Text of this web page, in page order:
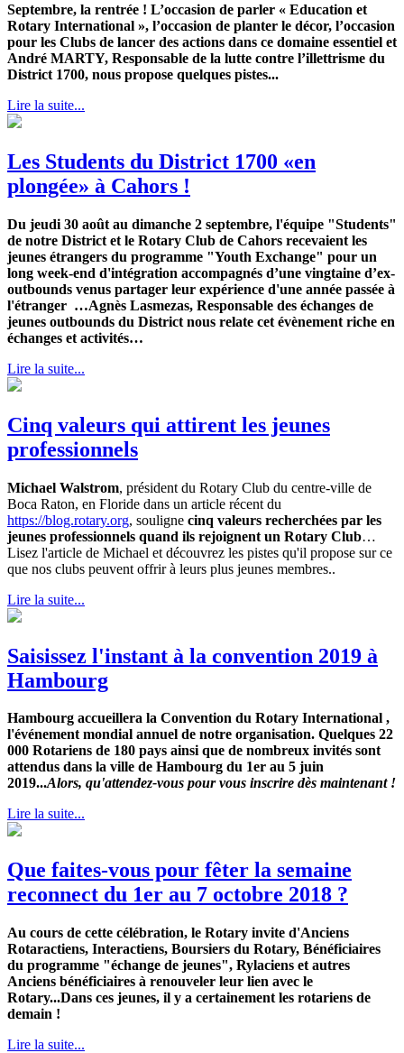
Septembre, la rentrée ! L’occasion de parler « Education et
Rotary International », l’occasion de planter le décor, l’occasion
pour les Clubs de lancer des actions dans ce domaine essentiel et
André MARTY, Responsable de la lutte contre l’illettrisme du
District 1700, nous propose quelques pistes...
Lire la suite...
Les Students du District 1700 «en
plongée» à Cahors !
Du jeudi 30 août au dimanche 2 septembre, l'équipe "Students"
de notre District et le Rotary Club de Cahors recevaient les
jeunes étrangers du programme "Youth Exchange" pour un
long week-end d'intégration accompagnés d’une vingtaine d’ex-
outbounds venus partager leur expérience d'une année passée à
l'étranger …Agnès Lasmezas, Responsable des échanges de
jeunes outbounds du District nous relate cet évènement riche en
échanges et activités…
Lire la suite...
Cinq valeurs qui attirent les jeunes
professionnels
Michael Walstrom, président du Rotary Club du centre-ville de
Boca Raton, en Floride dans un article récent du
https://blog.rotary.org, souligne cinq valeurs recherchées par les
jeunes professionnels quand ils rejoignent un Rotary Club…
Lisez l'article de Michael et découvrez les pistes qu'il propose sur ce
que nos clubs peuvent offrir à leurs plus jeunes membres..
Lire la suite...
Saisissez l'instant à la convention 2019 à
Hambourg
Hambourg accueillera la Convention du Rotary International ,
l'événement mondial annuel de notre organisation. Quelques 22
000 Rotariens de 180 pays ainsi que de nombreux invités sont
attendus dans la ville de Hambourg du 1er au 5 juin
2019...Alors, qu'attendez-vous pour vous inscrire dès maintenant !
Lire la suite...
Que faites-vous pour fêter la semaine
reconnect du 1er au 7 octobre 2018 ?
Au cours de cette célébration, le Rotary invite d'Anciens
Rotaractiens, Interactiens, Boursiers du Rotary, Bénéficiaires
du programme "échange de jeunes", Rylaciens et autres
Anciens bénéficiaires à renouveler leur lien avec le
Rotary...Dans ces jeunes, il y a certainement les rotariens de
demain !
Lire la suite...